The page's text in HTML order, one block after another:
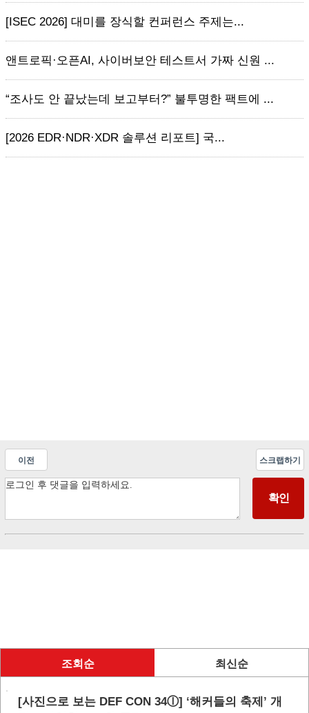
[ISEC 2026] 대미를 장식할 컨퍼런스 주제는...
앤트로픽·오픈AI, 사이버보안 테스트서 가짜 신원 ...
“조사도 안 끝났는데 보고부터?” 불투명한 팩트에 ...
[2026 EDR·NDR·XDR 솔루션 리포트] 국...
이전 스크랩하기
조회순 최신순
[사진으로 보는 DEF CON 34ⓛ] ‘해커들의 축제’ 개